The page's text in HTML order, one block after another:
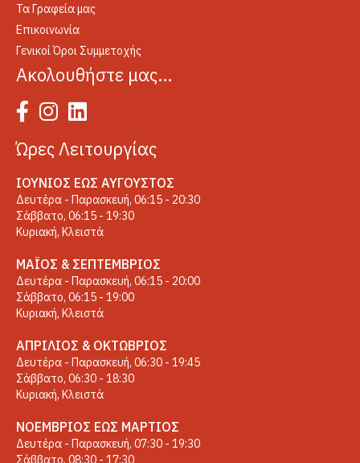
Τα Γραφεία μας
Επικοινωνία
Γενικοί Όροι Συμμετοχής
Ακολουθήστε μας…
Ώρες Λειτουργίας
ΙΟΎΝΙΟΣ ΈΩΣ ΑΎΓΟΥΣΤΟΣ
Δευτέρα - Παρασκευή, 06:15 - 20:30
Σάββατο, 06:15 - 19:30
Κυριακή, Κλειστά
ΜΆΙΟΣ & ΣΕΠΤΈΜΒΡΙΟΣ
Δευτέρα - Παρασκευή, 06:15 - 20:00
Σάββατο, 06:15 - 19:00
Κυριακή, Κλειστά
ΑΠΡΊΛΙΟΣ & ΟΚΤΏΒΡΙΟΣ
Δευτέρα - Παρασκευή, 06:30 - 19:45
Σάββατο, 06:30 - 18:30
Κυριακή, Κλειστά
ΝΟΈΜΒΡΙΟΣ ΈΩΣ ΜΆΡΤΙΟΣ
Δευτέρα - Παρασκευή, 07:30 - 19:30
Σάββατο, 08:30 - 17:30